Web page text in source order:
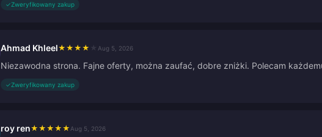
✓Zweryfikowany zakup
Ahmad Khleel★ ★ ★ ★ Aug 5, 2026
Niezawodna strona. Fajne oferty, można zaufać, dobre zniżki. Polecam
✓Zweryfikowany zakup
roy ren★ ★ ★ ★ ★ Aug 5, 2026